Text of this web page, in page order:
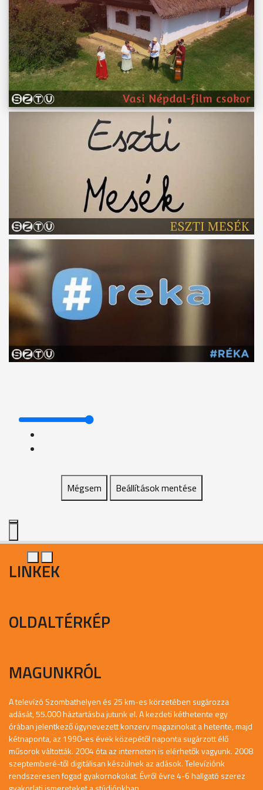
Mégsem Beállítások mentése
LINKEK
OLDALTÉRKÉP
MAGUNKRÓL
A televízó Szombathelyen és 25 km-es körzetében sugározza
adását, 55.000 háztartásba jutunk el. A kezdeti kéthetente egy
órában jelentkező úgynevezett konzerv magazinokat a hetente, majd
kétnaponta, az 1990-es évek közepétől naponta sugárzott élő
műsorok váltották. 2004 óta az interneten is elérhetők vagyunk. 2008
szeptemberé-től digitálisan készülnek az adások. Televíziónk
rendszeresen fogad gyakornokokat. Évről évre 4-6 hallgató szerez